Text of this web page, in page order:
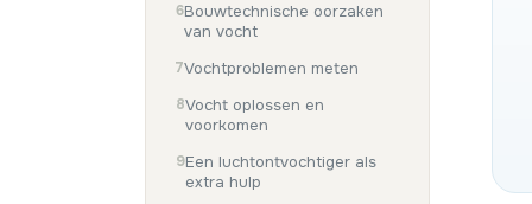
Bouwtechnische oorzaken
van vocht
Vochtproblemen meten
Vocht oplossen en
voorkomen
Een luchtontvochtiger als
extra hulp